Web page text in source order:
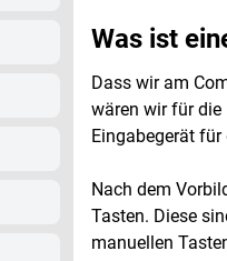
Was ist
Dass wir am
wären wir für die
Eingabegerät für
Nach dem
Tasten. Diese
manuellen